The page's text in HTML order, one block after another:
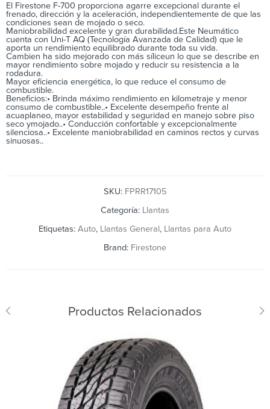
El Firestone F-700 proporciona agarre excepcional durante el
frenado, dirección y la aceleración, independientemente de que las
condiciones sean de mojado o seco.
Maniobrabilidad excelente y gran durabilidad.Este Neumático
cuenta con Uni-T AQ (Tecnología Avanzada de Calidad) que le
aporta un rendimiento equilibrado durante toda su vida.
Cambien ha sido mejorado con más síliceun lo que se describe en
mayor rendimiento sobre mojado y reducir su resistencia a la
rodadura.
Mayor eficiencia energética, lo que reduce el consumo de
combustible.
Beneficios:• Brinda máximo rendimiento en kilometraje y menor
consumo de combustible..• Excelente desempeño frente al
acuaplaneo, mayor estabilidad y seguridad en manejo sobre piso
seco ymojado..• Conducción confortable y excepcionalmente
silenciosa..• Excelente maniobrabilidad en caminos rectos y curvas
sinuosas..
SKU: FPRR17105
Categoría: Llantas
Etiquetas: Auto, Llantas General, Llantas para Auto
Brand: Firestone
Productos Relacionados